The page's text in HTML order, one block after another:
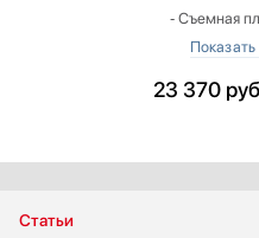
‐ Съемная
Вес:
Материал
Высота:
23 370
Статьи